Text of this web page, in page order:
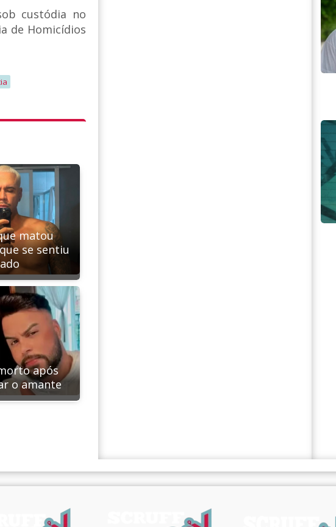
custódia no
de Homicídios
matou
se sentiu
após
o amante